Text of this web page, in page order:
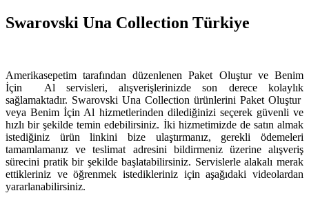
Swarovski Una Collection Türkiye
Amerikasepetim tarafından düzenlenen Paket Oluştur ve Benim
İçin Al servisleri, alışverişlerinizde son derece kolaylık
sağlamaktadır. Swarovski Una Collection ürünlerini Paket Oluştur
veya Benim İçin Al hizmetlerinden dilediğinizi seçerek güvenli ve
hızlı bir şekilde temin edebilirsiniz. İki hizmetimizde de satın almak
istediğiniz ürün linkini bize ulaştırmanız, gerekli ödemeleri
tamamlamanız ve teslimat adresini bildirmeniz üzerine alışveriş
sürecini pratik bir şekilde başlatabilirsiniz. Servislerle alakalı merak
ettikleriniz ve öğrenmek istedikleriniz için aşağıdaki videolardan
yararlanabilirsiniz.